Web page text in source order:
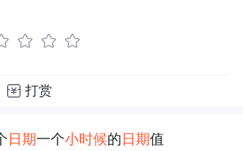
打赏
日期一个小时候的 日期值